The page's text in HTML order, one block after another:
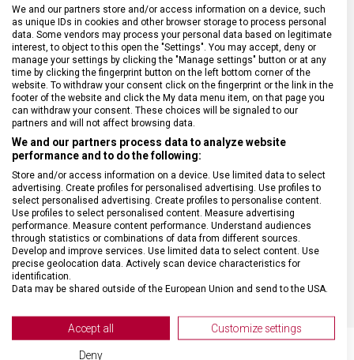
ZÁRUKA 24 měsíců
HMOTNOST 34 g
UZAMYKATELNÁ ČEPEL Ne
POČET FUNKCÍ 1
VELIKOST 10 x 1,2 cm
MATERIÁL Polyamid
BARVA Červená
We and our partners store and/or access information on a device, such
as unique IDs in cookies and other browser storage to process personal
data. Some vendors may process your personal data based on legitimate
interest, to object to this open the "Settings". You may accept, deny or
manage your settings by clicking the "Manage settings" button or at any
time by clicking the fingerprint button on the left bottom corner of the
website. To withdraw your consent click on the fingerprint or the link in the
footer of the website and click the My data menu item, on that page you
can withdraw your consent. These choices will be signaled to our
partners and will not affect browsing data.
We and our partners process data to analyze website
performance and to do the following:
Store and/or access information on a device. Use limited data to select
advertising. Create profiles for personalised advertising. Use profiles to
select personalised advertising. Create profiles to personalise content.
Use profiles to select personalised content. Measure advertising
performance. Measure content performance. Understand audiences
through statistics or combinations of data from different sources.
Develop and improve services. Use limited data to select content. Use
precise geolocation data. Actively scan device characteristics for
identification.
Data may be shared outside of the European Union and send to the USA.
View Partner List (2 IAB Vendors)
We use your data for the following purposes:
Accept all Customize settings
Deny